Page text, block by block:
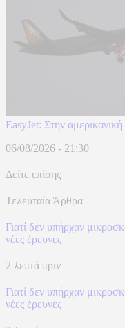
EasyJet: Στην
06/08/2026 - 21:30
Δείτε επίσης
Τελευταία Άρθρα
Γιατί δεν υπήρχαν
νέες έρευνες
2 λεπτά πριν
Γιατί δεν υπήρχαν
νέες έρευνες